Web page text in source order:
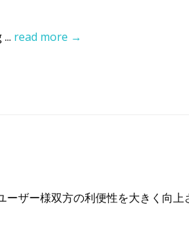
read more →
ザー様双方の利便性を大きく向上